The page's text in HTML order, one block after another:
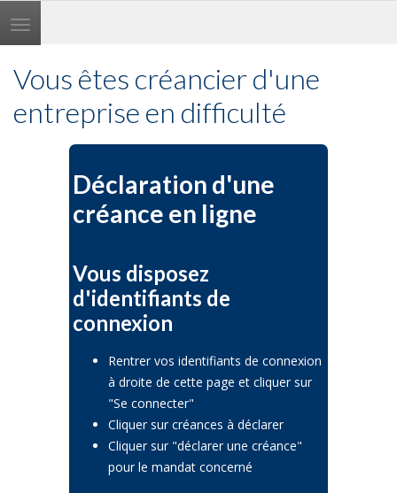
Toggle
navigation
Vous êtes créancier d'une
entreprise en difficulté
Déclaration d'une
créance en ligne
Vous disposez
d'identifiants de
connexion
Rentrer vos identifiants de connexion
à droite de cette page et cliquer sur
"Se connecter"
Cliquer sur créances à déclarer
Cliquer sur "déclarer une créance"
pour le mandat concerné